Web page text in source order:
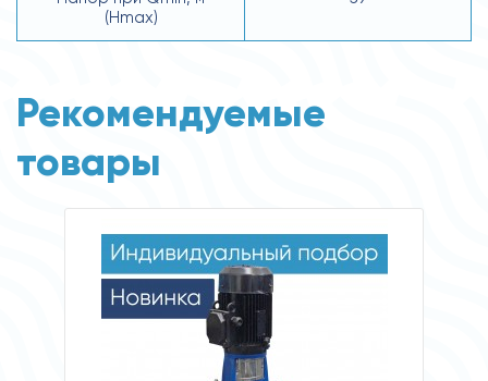
(Hmax)
Рекомендуемые
товары